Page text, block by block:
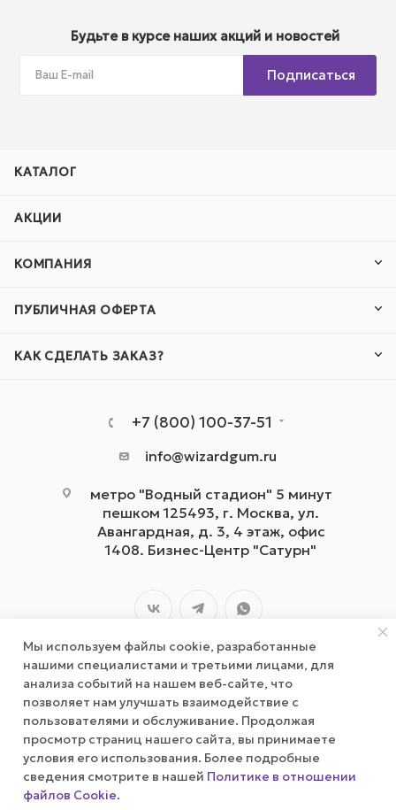
Будьте в курсе наших акций и новостей
Подписаться
КАТАЛОГ
АКЦИИ
КОМПАНИЯ
ПУБЛИЧНАЯ ОФЕРТА
КАК СДЕЛАТЬ ЗАКАЗ?
+7 (800) 100-37-51
info@wizardgum.ru
метро "Водный стадион" 5 минут
пешком 125493, г. Москва, ул.
Авангардная, д. 3, 4 этаж, офис
1408. Бизнес-Центр "Сатурн"
2026 © wizardgum.ru, 2021
Мы используем файлы cookie, разработанные
нашими специалистами и третьими лицами, для
анализа событий на нашем веб-сайте, что
позволяет нам улучшать взаимодействие с
пользователями и обслуживание. Продолжая
просмотр страниц нашего сайта, вы принимаете
условия его использования. Более подробные
сведения смотрите в нашей Политике в отношении
файлов Cookie.